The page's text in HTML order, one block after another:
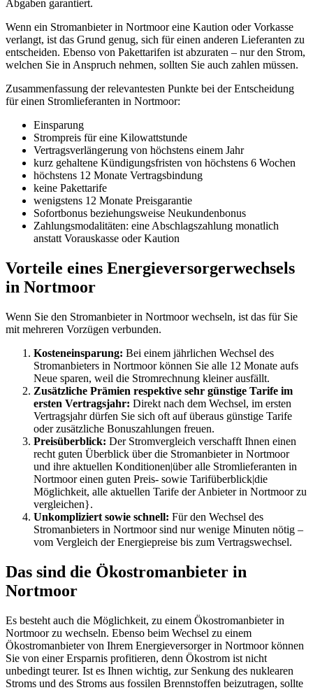
Abgaben garantiert.
Wenn ein Stromanbieter in Nortmoor eine Kaution oder Vorkasse
verlangt, ist das Grund genug, sich für einen anderen Lieferanten zu
entscheiden. Ebenso von Pakettarifen ist abzuraten – nur den Strom,
welchen Sie in Anspruch nehmen, sollten Sie auch zahlen müssen.
Zusammenfassung der relevantesten Punkte bei der Entscheidung
für einen Stromlieferanten in Nortmoor:
Einsparung
Strompreis für eine Kilowattstunde
Vertragsverlängerung von höchstens einem Jahr
kurz gehaltene Kündigungsfristen von höchstens 6 Wochen
höchstens 12 Monate Vertragsbindung
keine Pakettarife
wenigstens 12 Monate Preisgarantie
Sofortbonus beziehungsweise Neukundenbonus
Zahlungsmodalitäten: eine Abschlagszahlung monatlich
anstatt Vorauskasse oder Kaution
Vorteile eines Energieversorgerwechsels
in Nortmoor
Wenn Sie den Stromanbieter in Nortmoor wechseln, ist das für Sie
mit mehreren Vorzügen verbunden.
Kosteneinsparung: Bei einem jährlichen Wechsel des
Stromanbieters in Nortmoor können Sie alle 12 Monate aufs
Neue sparen, weil die Stromrechnung kleiner ausfällt.
Zusätzliche Prämien respektive sehr günstige Tarife im
ersten Vertragsjahr: Direkt nach dem Wechsel, im ersten
Vertragsjahr dürfen Sie sich oft auf überaus günstige Tarife
oder zusätzliche Bonuszahlungen freuen.
Preisüberblick: Der Stromvergleich verschafft Ihnen einen
recht guten Überblick über die Stromanbieter in Nortmoor
und ihre aktuellen Konditionen|über alle Stromlieferanten in
Nortmoor einen guten Preis- sowie Tarifüberblick|die
Möglichkeit, alle aktuellen Tarife der Anbieter in Nortmoor zu
vergleichen}.
Unkompliziert sowie schnell: Für den Wechsel des
Stromanbieters in Nortmoor sind nur wenige Minuten nötig –
vom Vergleich der Energiepreise bis zum Vertragswechsel.
Das sind die Ökostromanbieter in
Nortmoor
Es besteht auch die Möglichkeit, zu einem Ökostromanbieter in
Nortmoor zu wechseln. Ebenso beim Wechsel zu einem
Ökostromanbieter von Ihrem Energieversorger in Nortmoor können
Sie von einer Ersparnis profitieren, denn Ökostrom ist nicht
unbedingt teurer. Ist es Ihnen wichtig, zur Senkung des nuklearen
Stroms und des Stroms aus fossilen Brennstoffen beizutragen, sollte